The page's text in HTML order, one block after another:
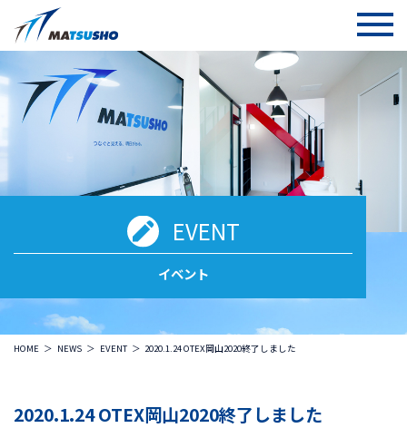
EVENT
イベント
HOME NEWS EVENT 2020.1.24 OTEX岡山2020終了しました
2020.1.24 OTEX岡山2020終了しました